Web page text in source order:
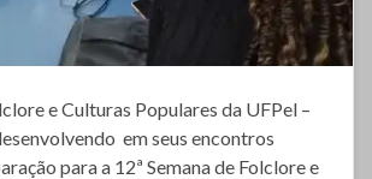
e Culturas Populares da UFPel –
em seus encontros
para a 12ª Semana de Folclore e